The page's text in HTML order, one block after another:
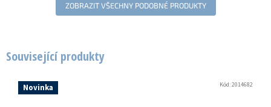
Související produkty
Novinka Kód:2014682
ZOBRAZIT VŠECHNY PODOBNÉ PRODUKTY